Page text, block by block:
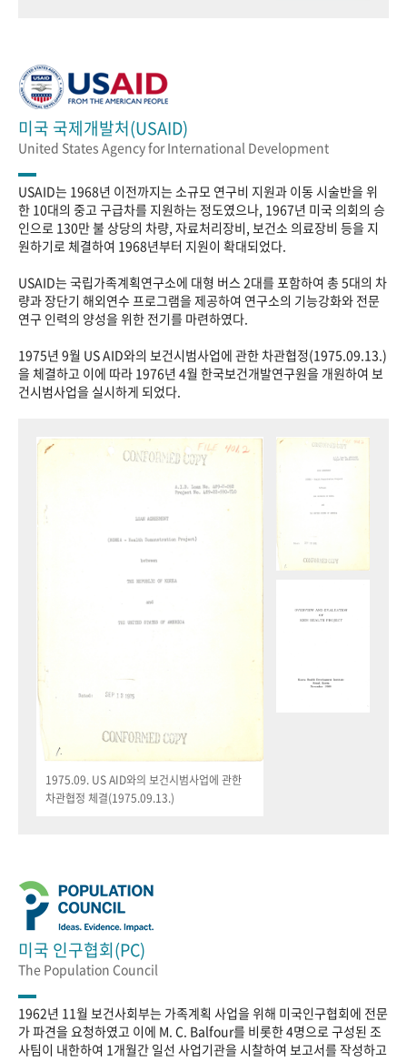
미국 국제개발처(USAID)
United States Agency for International Development
USAID는 1968년 이전까지는 소규모 연구비 지원과 이동 시술반을 위
한 10대의 중고 구급차를 지원하는 정도였으나, 1967년 미국 의회의 승
인으로 130만 불 상당의 차량, 자료처리장비, 보건소 의료장비 등을 지
원하기로 체결하여 1968년부터 지원이 확대되었다.
USAID는 국립가족계획연구소에 대형 버스 2대를 포함하여 총 5대의 차
량과 장단기 해외연수 프로그램을 제공하여 연구소의 기능강화와 전문
연구 인력의 양성을 위한 전기를 마련하였다.
1975년 9월 US AID와의 보건시범사업에 관한 차관협정(1975.09.13.)
을 체결하고 이에 따라 1976년 4월 한국보건개발연구원을 개원하여 보
건시범사업을 실시하게 되었다.
1975.09. US AID와의 보건시범사업에 관한
차관협정 체결(1975.09.13.)
미국 인구협회(PC)
The Population Council
1962년 11월 보건사회부는 가족계획 사업을 위해 미국인구협회에 전문
가 파견을 요청하였고 이에 M. C. Balfour를 비롯한 4명으로 구성된 조
사팀이 내한하여 1개월간 일선 사업기관을 시찰하여 보고서를 작성하고